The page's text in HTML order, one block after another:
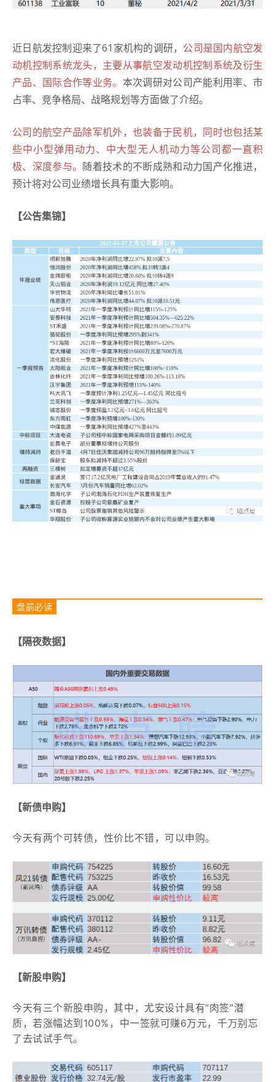
近日航发控制迎来了61家机构的调研， 公司是国内航空发
动机控制系统龙头，主要从事航空发动机控制系统及衍生
产品、国际合作等业务。 本次调研对公司产能利用率、市
占率、竞争格局、战略规划等方面做了介绍。
公司的航空产品除军机外，也装备于民机，同时也包括某
些中小型弹用动力、中大型无人机动力等公司都一直积
极、深度参与。 随着技术的不断成熟和动力国产化推进，
预计将对公司业绩增长具有重大影响。
【公告集锦】
盘前必读
【隔夜数据】
【新债申购】
今天有两个可转债，性价比不错，可以申购。
【新股申购】
今天有三个新股申购，其中，尤安设计具有“肉签”潜
质，若涨幅达到100%，中一签就可赚6万元，千万别忘
了去试试手气。